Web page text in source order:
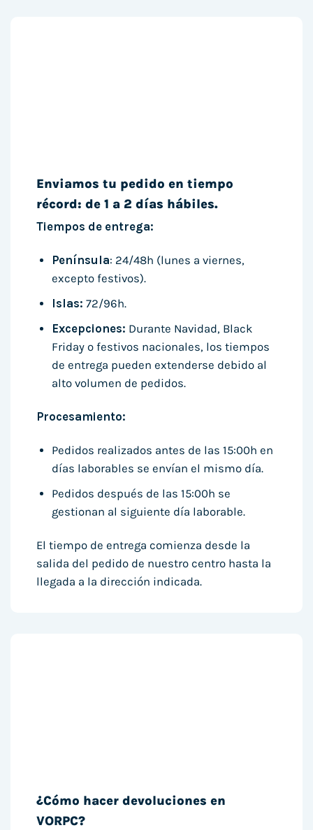
Enviamos tu pedido en tiempo
récord: de 1 a 2 días hábiles.
Tiempos de entrega:
Península: 24/48h (lunes a viernes,
excepto festivos).
Islas: 72/96h.
Excepciones: Durante Navidad, Black
Friday o festivos nacionales, los tiempos
de entrega pueden extenderse debido al
alto volumen de pedidos.
Procesamiento:
Pedidos realizados antes de las 15:00h en
días laborables se envían el mismo día.
Pedidos después de las 15:00h se
gestionan al siguiente día laborable.
El tiempo de entrega comienza desde la
salida del pedido de nuestro centro hasta la
llegada a la dirección indicada.
¿Cómo hacer devoluciones en
VORPC?